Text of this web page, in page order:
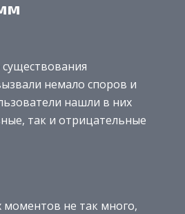
немало споров и
нашли в них
так и отрицательные
не так много,